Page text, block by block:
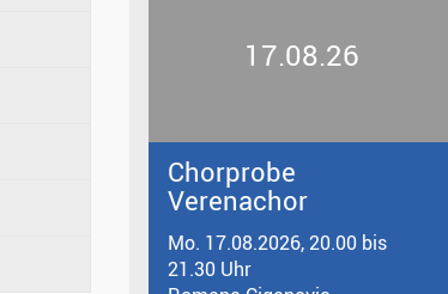
17.08.26
Chorprobe
Verenachor
Mo. 17.08.2026, 20.00 bis
21.30 Uhr